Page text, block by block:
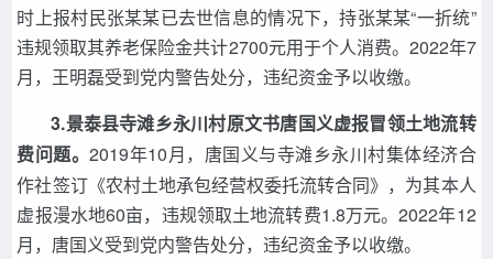
时上报村民张某某已去世信息的情况下，持张某某“一折统”
违规领取其养老保险金共计2700元用于个人消费。2022年7
月，王明磊受到党内警告处分，违纪资金予以收缴。
3.景泰县寺滩乡永川村原文书唐国义虚报冒领土地流转
费问题。2019年10月，唐国义与寺滩乡永川村集体经济合
作社签订《农村土地承包经营权委托流转合同》，为其本人
虚报漫水地60亩，违规领取土地流转费1.8万元。2022年12
月，唐国义受到党内警告处分，违纪资金予以收缴。